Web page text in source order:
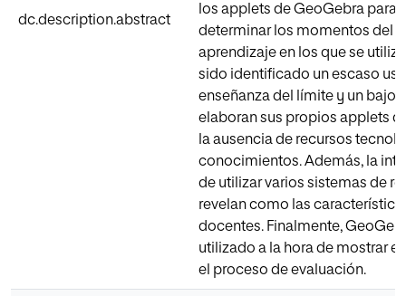
dc.description.abstract
los applets de GeoGebra para
determinar los momentos del
aprendizaje en los que se
sido identificado un escaso
enseñanza del límite y un bajo
elaboran sus propios applets
la ausencia de recursos
conocimientos. Además, la
de utilizar varios sistemas de
revelan como las
docentes. Finalmente,
utilizado a la hora de mostrar
el proceso de evaluación.